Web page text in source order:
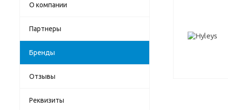
О компании
Партнеры
Бренды
Отзывы
Реквизиты